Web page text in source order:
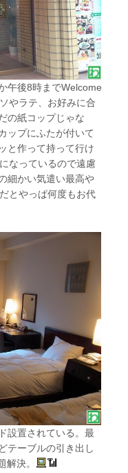
午後8時までWelcome
やラテ、お好みに合
の紙コップじゃな
ップにふたが付いて
と作って持って行け
なっているので遠慮
細かい気遣い最高や
とやっぱ何度もお代
設置されている。最
テーブルの引き出し
解決。